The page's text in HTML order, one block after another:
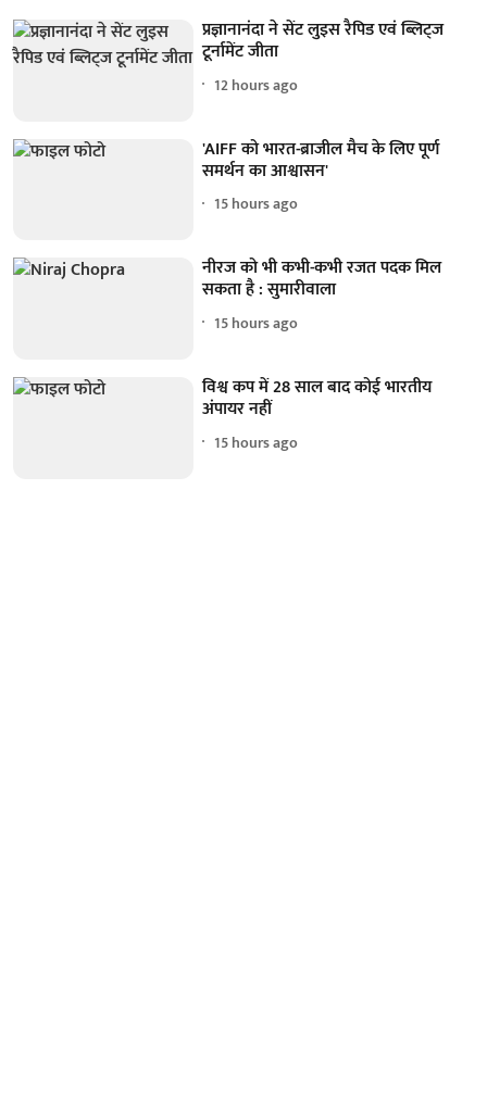
प्रज्ञानानंदा ने सेंट लुइस रैपिड एवं ब्लिट्ज
टूर्नामेंट जीता
12 hours ago
'AIFF को भारत-ब्राजील मैच के लिए पूर्ण
समर्थन का आश्वासन'
15 hours ago
नीरज को भी कभी-कभी रजत पदक मिल
सकता है : सुमारीवाला
15 hours ago
विश्व कप में 28 साल बाद कोई भारतीय
अंपायर नहीं
15 hours ago